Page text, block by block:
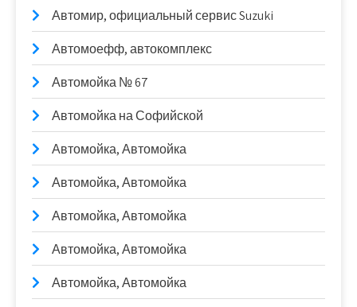
Автомир, официальный сервис Suzuki
Автомоефф, автокомплекс
Автомойка № 67
Автомойка на Софийской
Автомойка, Автомойка
Автомойка, Автомойка
Автомойка, Автомойка
Автомойка, Автомойка
Автомойка, Автомойка